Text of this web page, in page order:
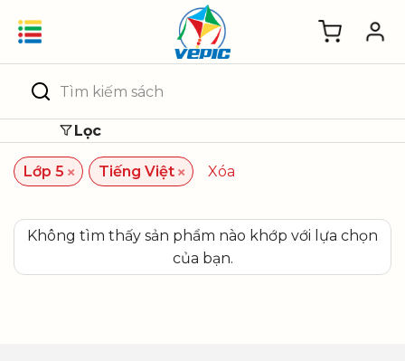
Tìm
kiếm:
Lọc
Lớp 5 × Tiếng Việt × Xóa
Không tìm thấy sản phẩm nào khớp với lựa chọn
của bạn.